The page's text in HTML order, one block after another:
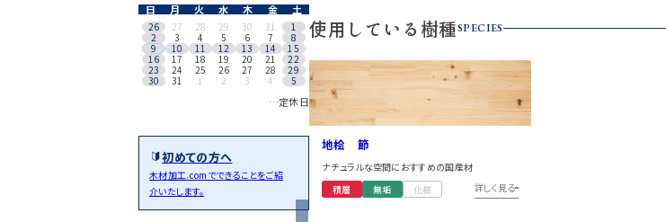
使用している樹種SPECIES
地桧 節
ナチュラルな空間におすすめの国産材
積層
無垢 化粧 詳しく見る
日 月 火 水 木 金 土
26 27 28 29 30 31
1
2
3 4 5 6 7
8
9
10 11 12 13 14
15
16
17 18 19 20 21
22
23
24 25 26 27 28
29
30
31 1 2 3 4 5
…定休日
初めての方へ
木材加工.comでできることをご紹
介いたします。